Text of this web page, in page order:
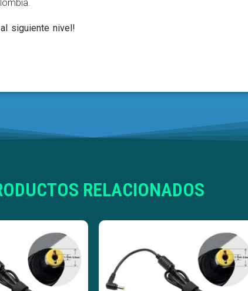
siguiente nivel!
RELACIONADOS